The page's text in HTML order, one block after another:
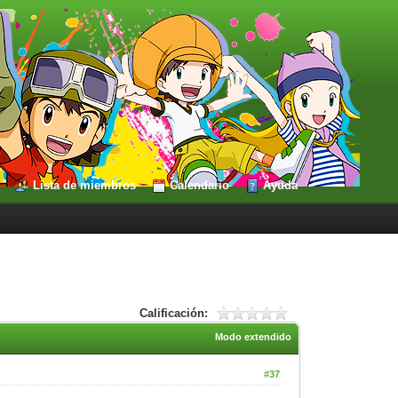
Lista de miembros Calendario Ayuda
Calificación:
Modo extendido
#37